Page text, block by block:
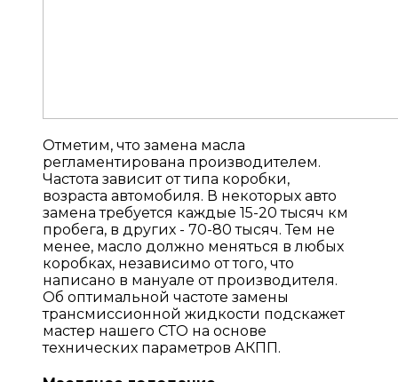
Отметим, что замена масла
регламентирована производителем.
Частота зависит от типа коробки,
возраста автомобиля. В некоторых авто
замена требуется каждые 15-20 тысяч км
пробега, в других - 70-80 тысяч. Тем не
менее, масло должно меняться в любых
коробках, независимо от того, что
написано в мануале от производителя.
Об оптимальной частоте замены
трансмиссионной жидкости подскажет
мастер нашего СТО на основе
технических параметров АКПП.